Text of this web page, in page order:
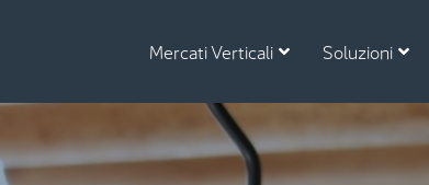
Mercati Verticali Soluzioni